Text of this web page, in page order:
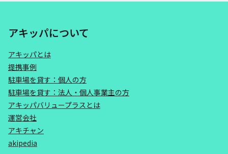
アキッパについて
アキッパとは
提携事例
駐車場を貸す：個人の方
駐車場を貸す：法人・個人事業主の方
アキッパバリュープラスとは
運営会社
アキチャン
akipedia